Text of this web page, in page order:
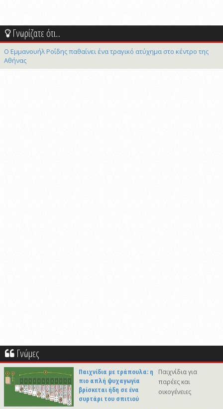
Γνωρίζατε ότι...
Ο Εμμανουήλ Ροΐδης παθαίνει ένα τραγικό ατύχημα στο κέντρο της
Αθήνας
Γνώμες
Παιχνίδια με τράπουλα: η
πιο απλή ψυχαγωγία
βρίσκεται ήδη σε ένα
συρτάρι του σπιτιού
Παιχνίδια για
παρέες και
οικογένειες